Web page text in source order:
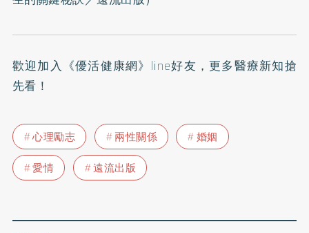
歡迎加入 《優活健康網》line好友 ，更多醫療新知搶
先看！
心理勵志 兩性關係
婚姻
愛情
遠流出版